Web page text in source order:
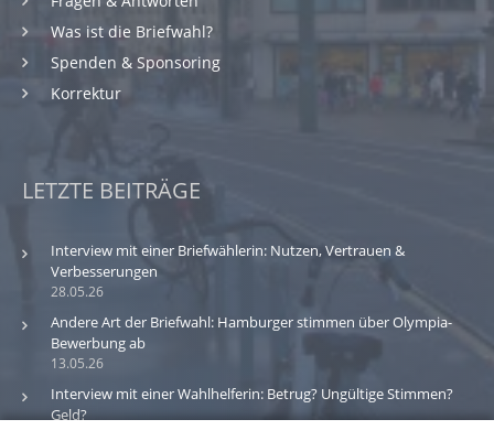
Was ist die Briefwahl?
Spenden & Sponsoring
Korrektur
LETZTE BEITRÄGE
28.05.26
Interview mit einer Briefwählerin: Nutzen, Vertrauen &
Verbesserungen
13.05.26
Andere Art der Briefwahl: Hamburger stimmen über Olympia-
Bewerbung ab
Interview mit einer Wahlhelferin: Betrug? Ungültige Stimmen?
Geld?